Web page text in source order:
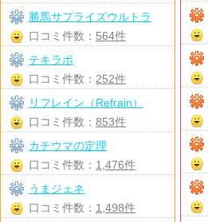
勝馬サプライズウルトラ
口コミ件数： 564件
テキラボ
口コミ件数： 252件
リフレイン（Refrain）
口コミ件数： 853件
カチウマの定理
口コミ件数： 1,476件
うまジェネ
口コミ件数： 1,498件